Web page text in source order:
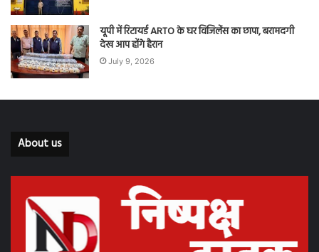
यूपी में रिटायर्ड ARTO के घर विजिलेंस का छापा, बरामदगी
देख आप होंगे हैरान
July 9, 2026
About us